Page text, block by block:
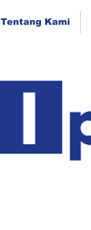
Tentang Kami